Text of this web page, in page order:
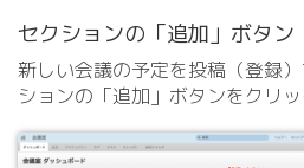
セクションの「追加」ボタン
新しい会議の予定を投稿（登録
ションの「追加」ボタンをクリッ